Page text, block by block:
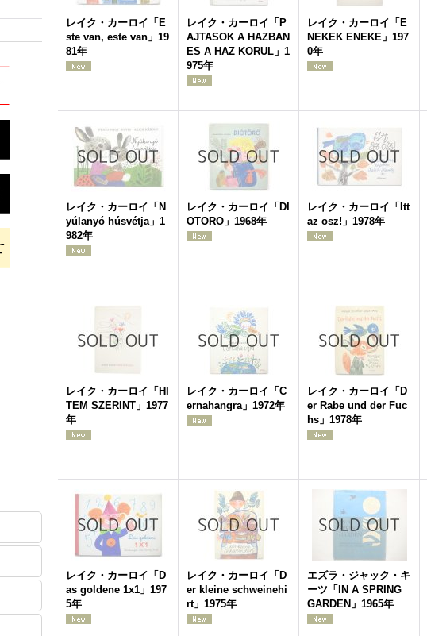
レイク・カーロイ「E
ste van, este van」19
81年
レイク・カーロイ「P
AJTASOK A HAZBAN
ES A HAZ KORUL」1
975年
レイク・カーロイ「E
NEKEK ENEKE」197
0年
レイク・カーロイ「N
yúlanyó húsvétja」1
982年
レイク・カーロイ「DI
OTORO」1968年
レイク・カーロイ「Itt
az osz!」1978年
レイク・カーロイ「HI
TEM SZERINT」1977
年
レイク・カーロイ「C
ernahangra」1972年
レイク・カーロイ「D
er Rabe und der Fuc
hs」1978年
レイク・カーロイ「D
as goldene 1x1」197
5年
レイク・カーロイ「D
er kleine schweinehi
rt」1975年
エズラ・ジャック・キ
ーツ「IN A SPRING
GARDEN」1965年